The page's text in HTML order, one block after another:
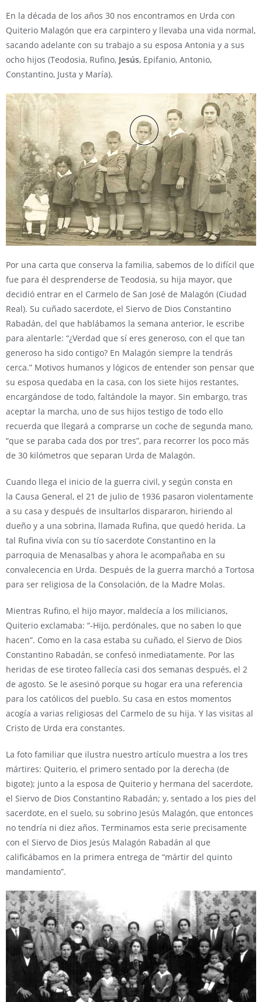
En la década de los años 30 nos encontramos en Urda con
Quiterio Malagón que era carpintero y llevaba una vida normal,
sacando adelante con su trabajo a su esposa Antonia y a sus
ocho hijos (Teodosia, Rufino, Jesús, Epifanio, Antonio,
Constantino, Justa y María).
Por una carta que conserva la familia, sabemos de lo difícil que
fue para él desprenderse de Teodosia, su hija mayor, que
decidió entrar en el Carmelo de San José de Malagón (Ciudad
Real). Su cuñado sacerdote, el Siervo de Dios Constantino
Rabadán, del que hablábamos la semana anterior, le escribe
para alentarle: “¿Verdad que sí eres generoso, con el que tan
generoso ha sido contigo? En Malagón siempre la tendrás
cerca.” Motivos humanos y lógicos de entender son pensar que
su esposa quedaba en la casa, con los siete hijos restantes,
encargándose de todo, faltándole la mayor. Sin embargo, tras
aceptar la marcha, uno de sus hijos testigo de todo ello
recuerda que llegará a comprarse un coche de segunda mano,
“que se paraba cada dos por tres”, para recorrer los poco más
de 30 kilómetros que separan Urda de Malagón.
Cuando llega el inicio de la guerra civil, y según consta en
la Causa General, el 21 de julio de 1936 pasaron violentamente
a su casa y después de insultarlos dispararon, hiriendo al
dueño y a una sobrina, llamada Rufina, que quedó herida. La
tal Rufina vivía con su tío sacerdote Constantino en la
parroquia de Menasalbas y ahora le acompañaba en su
convalecencia en Urda. Después de la guerra marchó a Tortosa
para ser religiosa de la Consolación, de la Madre Molas.
Mientras Rufino, el hijo mayor, maldecía a los milicianos,
Quiterio exclamaba: “-Hijo, perdónales, que no saben lo que
hacen”. Como en la casa estaba su cuñado, el Siervo de Dios
Constantino Rabadán, se confesó inmediatamente. Por las
heridas de ese tiroteo fallecía casi dos semanas después, el 2
de agosto. Se le asesinó porque su hogar era una referencia
para los católicos del pueblo. Su casa en estos momentos
acogía a varias religiosas del Carmelo de su hija. Y las visitas al
Cristo de Urda era constantes.
La foto familiar que ilustra nuestro artículo muestra a los tres
mártires: Quiterio, el primero sentado por la derecha (de
bigote); junto a la esposa de Quiterio y hermana del sacerdote,
el Siervo de Dios Constantino Rabadán; y, sentado a los pies del
sacerdote, en el suelo, su sobrino Jesús Malagón, que entonces
no tendría ni diez años. Terminamos esta serie precisamente
con el Siervo de Dios Jesús Malagón Rabadán al que
calificábamos en la primera entrega de “mártir del quinto
mandamiento”.